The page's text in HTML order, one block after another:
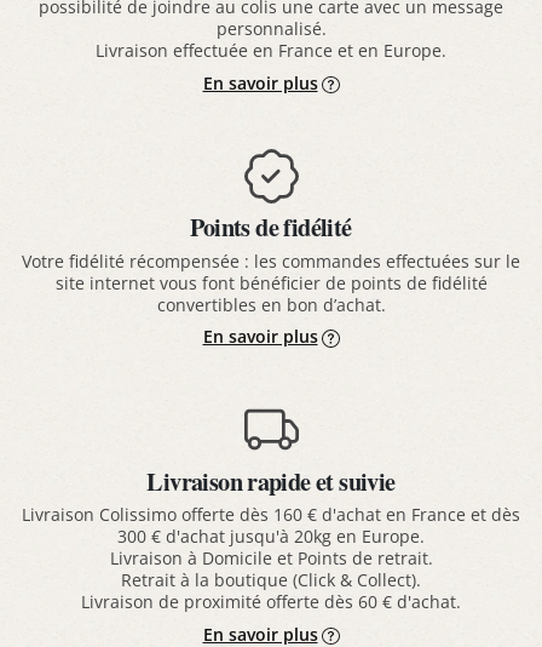
possibilité de joindre au colis une carte avec un message
personnalisé.
Livraison effectuée en France et en Europe.
En savoir plus
Points de fidélité
Votre fidélité récompensée : les commandes effectuées sur le
site internet vous font bénéficier de points de fidélité
convertibles en bon d’achat.
En savoir plus
Livraison rapide et suivie
Livraison Colissimo offerte dès 160 € d'achat en France et dès
300 € d'achat jusqu'à 20kg en Europe.
Livraison à Domicile et Points de retrait.
Retrait à la boutique (Click & Collect).
Livraison de proximité offerte dès 60 € d'achat.
En savoir plus